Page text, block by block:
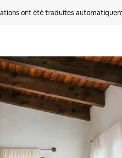
ont été traduites